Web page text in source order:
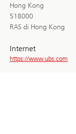
Hong Kong
518000
RAS di Hong Kong
Internet
https://www.ubs.com